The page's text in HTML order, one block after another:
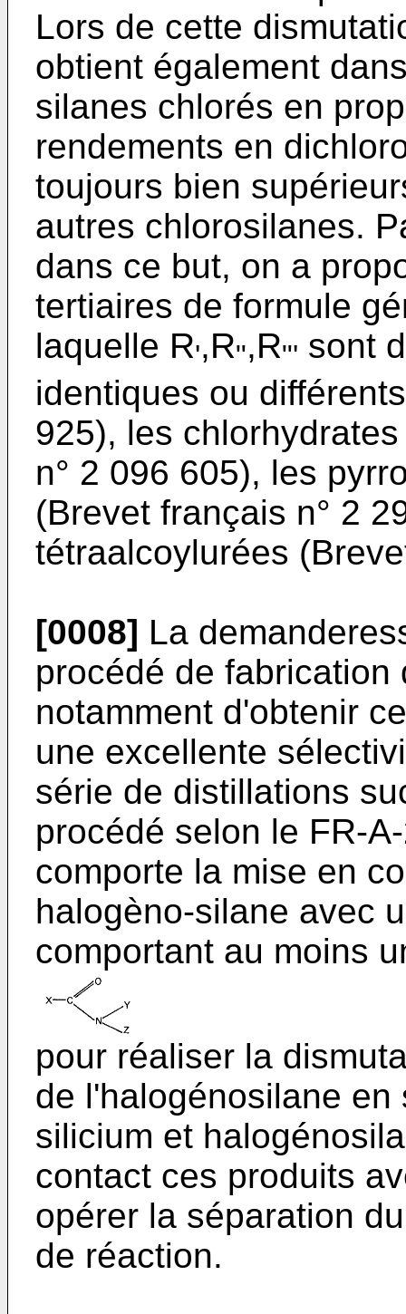
Lors de cette
obtient également
silanes chlorés en
rendements en
toujours bien
autres chlorosilanes.
dans ce but, on a
tertiaires de formule
laquelle R',R",R"' sont
identiques ou
925), les
n° 2 096 605), les
(Brevet français n° 2
tétraalcoylurées
[0008] La
procédé de
notamment d'obtenir
une excellente
série de distillations
procédé selon le FR-
comporte la mise en
halogèno-silane avec
comportant au moins
pour réaliser la
de l'halogénosilane
silicium et
contact ces produits
opérer la séparation
de réaction.